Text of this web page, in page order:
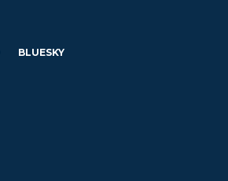
BLUESKY